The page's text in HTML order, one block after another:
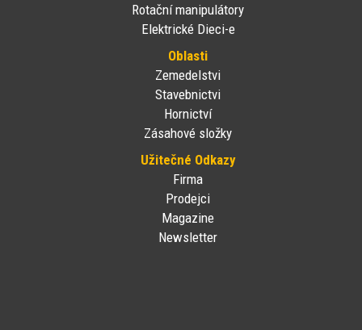
Rotační manipulátory
Elektrické Dieci-e
Oblasti
Zemedelstvi
Stavebnictvi
Hornictví
Zásahové složky
Užitečné Odkazy
Firma
Prodejci
Magazine
Newsletter